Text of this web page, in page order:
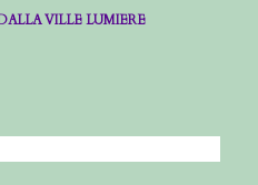
VILLE LUMIERE